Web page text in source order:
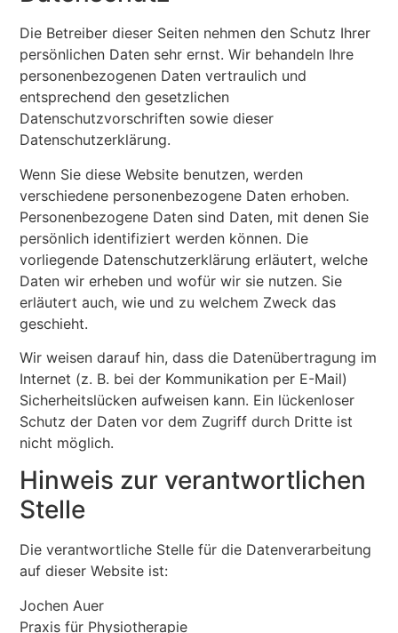
Die Betreiber dieser Seiten nehmen den Schutz Ihrer
persönlichen Daten sehr ernst. Wir behandeln Ihre
personenbezogenen Daten vertraulich und
entsprechend den gesetzlichen
Datenschutzvorschriften sowie dieser
Datenschutzerklärung.
Wenn Sie diese Website benutzen, werden
verschiedene personenbezogene Daten erhoben.
Personenbezogene Daten sind Daten, mit denen Sie
persönlich identifiziert werden können. Die
vorliegende Datenschutzerklärung erläutert, welche
Daten wir erheben und wofür wir sie nutzen. Sie
erläutert auch, wie und zu welchem Zweck das
geschieht.
Wir weisen darauf hin, dass die Datenübertragung im
Internet (z. B. bei der Kommunikation per E-Mail)
Sicherheitslücken aufweisen kann. Ein lückenloser
Schutz der Daten vor dem Zugriff durch Dritte ist
nicht möglich.
Hinweis zur verantwortlichen
Stelle
Die verantwortliche Stelle für die Datenverarbeitung
auf dieser Website ist:
Jochen Auer
Praxis für Physiotherapie